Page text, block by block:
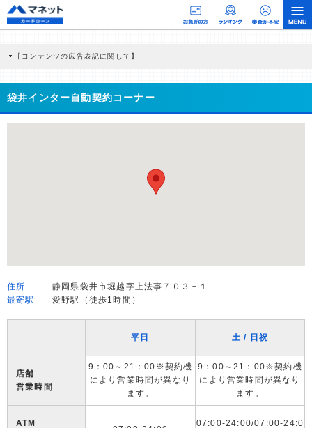
【コンテンツの広告表記に関して】
商品を根拠なくPRするものではなく、当編集部の調査／ユーザーへの口コミ収集な
どに基づき、公平性を担保した情報提供を行っています。
>提携企業一覧
袋井インター自動契約コーナー
住所
静岡県袋井市堀越字上法事７０３－１
最寄駅
愛野駅（徒歩1時間）
平日 土 / 日祝
店舗
営業時間
9：00～21：00※契約機
により営業時間が異なり
ます。
9：00～21：00※契約機
により営業時間が異なり
ます。
ATM
07:00-24:00/07:00-24:0